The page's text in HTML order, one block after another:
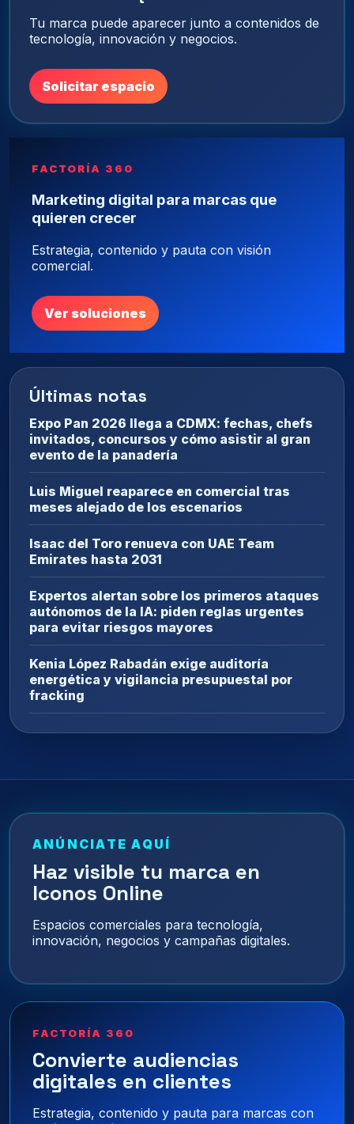
Tu marca puede aparecer junto a contenidos de
tecnología, innovación y negocios.
Solicitar espacio
FACTORÍA 360
Marketing digital para marcas que
quieren crecer
Estrategia, contenido y pauta con visión
comercial.
Ver soluciones
Últimas notas
Expo Pan 2026 llega a CDMX: fechas, chefs
invitados, concursos y cómo asistir al gran
evento de la panadería
Luis Miguel reaparece en comercial tras
meses alejado de los escenarios
Isaac del Toro renueva con UAE Team
Emirates hasta 2031
Expertos alertan sobre los primeros ataques
autónomos de la IA: piden reglas urgentes
para evitar riesgos mayores
Kenia López Rabadán exige auditoría
energética y vigilancia presupuestal por
fracking
ANÚNCIATE AQUÍ
Haz visible tu marca en
Iconos Online
Espacios comerciales para tecnología,
innovación, negocios y campañas digitales.
FACTORÍA 360
Convierte audiencias
digitales en clientes
Estrategia, contenido y pauta para marcas con